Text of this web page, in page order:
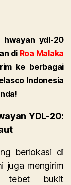
hwayan ydl-20
di Roa Malaka
ke berbagai
Indonesia
YDL-20:
berlokasi di
juga mengirim
tebet bukit